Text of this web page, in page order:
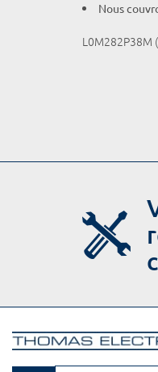
Nous
L0M282P38M